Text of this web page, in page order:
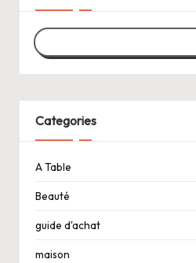
Categories
A Table
Beauté
guide d'achat
maison